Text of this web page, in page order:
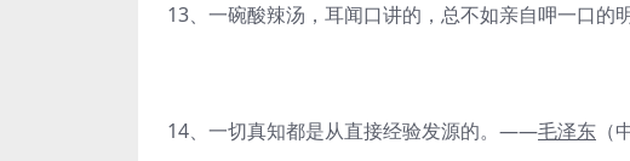
13、一碗酸辣汤，耳闻口讲的，总不如亲自呷一口的
14、一切真知都是从直接经验发源的。——毛泽东 （